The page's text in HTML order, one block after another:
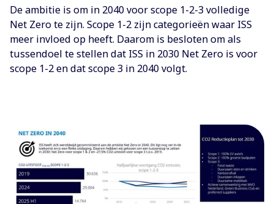
De ambitie is om in 2040 voor scope 1-2-3 volledige
Net Zero te zijn. Scope 1-2 zijn categorieën waar ISS
meer invloed op heeft. Daarom is besloten om als
tussendoel te stellen dat ISS in 2030 Net Zero is voor
scope 1-2 en dat scope 3 in 2040 volgt.